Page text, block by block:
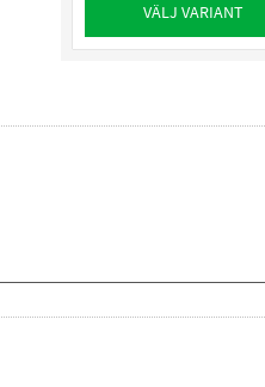
VÄLJ VARIANT